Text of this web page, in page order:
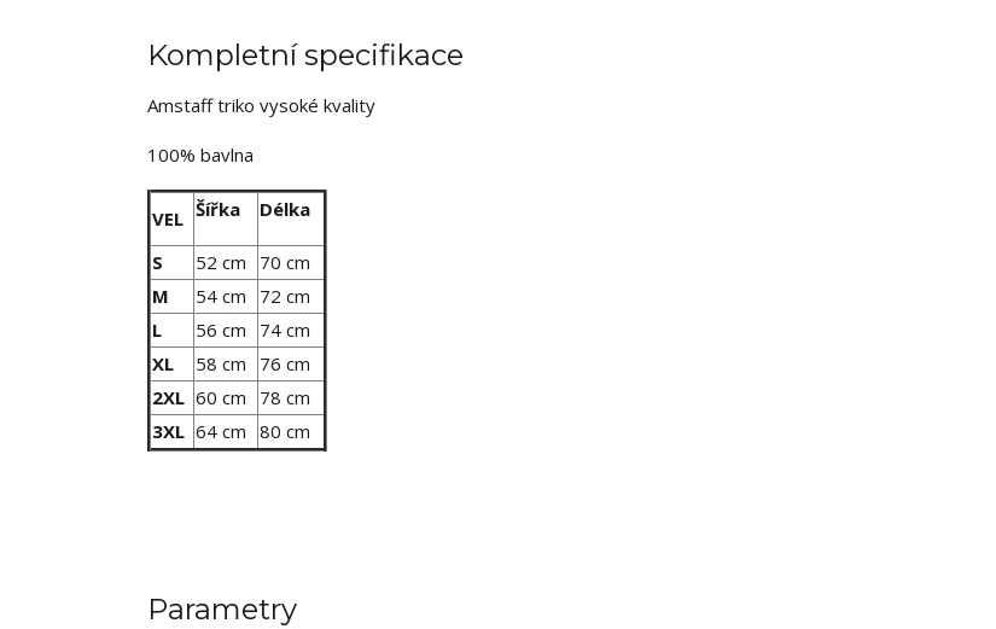
Kompletní specifikace
Amstaff triko vysoké kvality
100% bavlna
VEL Šířka Délka
S 52 cm
70 cm
M
54 cm
72 cm
L
56 cm
74 cm
XL
58 cm
76 cm
2XL 60 cm
78 cm
3XL 64 cm 80 cm
Parametry